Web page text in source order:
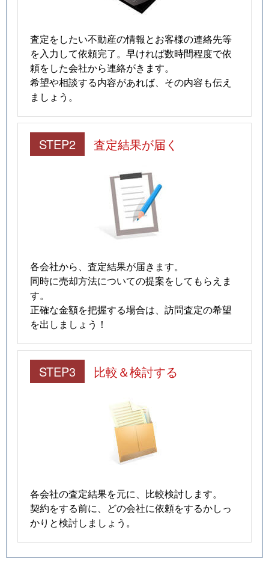
査定をしたい不動産の情報とお客様の連絡先等
を入力して依頼完了。早ければ数時間程度で依
頼をした会社から連絡がきます。
希望や相談する内容があれば、その内容も伝え
ましょう。
STEP2 査定結果が届く
各会社から、査定結果が届きます。
同時に売却方法についての提案をしてもらえま
す。
正確な金額を把握する場合は、訪問査定の希望
を出しましょう！
STEP3 比較＆検討する
各会社の査定結果を元に、比較検討します。
契約をする前に、どの会社に依頼をするかしっ
かりと検討しましょう。